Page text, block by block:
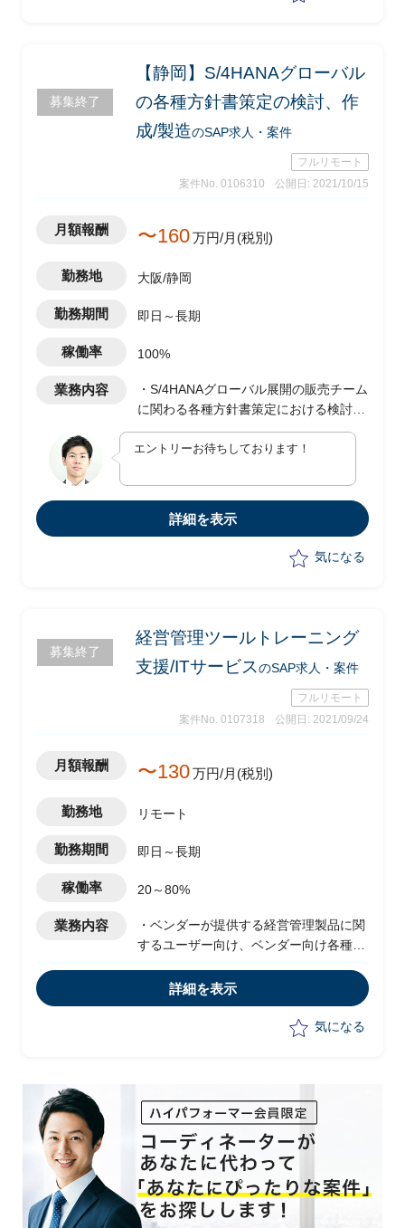
募集終了
【静岡】S/4HANAグローバル
の各種方針書策定の検討、作
成/製造のSAP求人・案件
フルリモート
案件No. 0106310
公開日: 2021/10/15
月額報酬 〜160万円/月(税別)
勤務地 大阪/静岡
勤務期間 即日～長期
稼働率 100%
業務内容
・S/4HANAグローバル展開の販売チーム
に関わる各種方針書策定における検討、
作成業務
・権限方針書の作成
エントリーお待ちしております！
詳細を表示
気になる
募集終了
経営管理ツールトレーニング
支援/ITサービスのSAP求人・案件
フルリモート
案件No. 0107318
公開日: 2021/09/24
月額報酬 〜130万円/月(税別)
勤務地 リモート
勤務期間 即日～長期
稼働率 20～80%
業務内容
・ベンダーが提供する経営管理製品に関
するユーザー向け、ベンダー向け各種ト
・事前にトレーニングを受講、自習し必
要知識を習得する
詳細を表示
気になる